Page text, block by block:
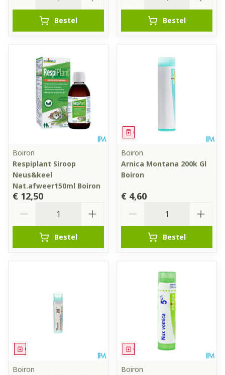
Bestel Bestel
Boiron
Respiplant Siroop
Neus&keel
Nat.afweer150ml Boiron
€ 12,50
Bestel
Geneesmiddel
Boiron
Arnica Montana 200k Gl
Boiron
€ 4,60
Bestel
Geneesmiddel
Boiron
Geneesmiddel
Boiron